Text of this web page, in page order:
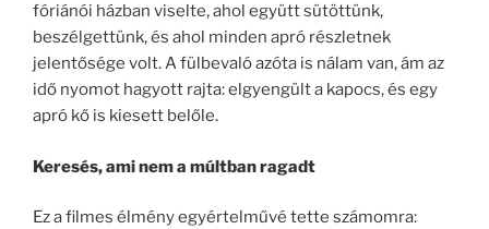
fóriánói házban viselte, ahol együtt sütöttünk,
beszélgettünk, és ahol minden apró részletnek
jelentősége volt. A fülbevaló azóta is nálam van, ám az
idő nyomot hagyott rajta: elgyengült a kapocs, és egy
apró kő is kiesett belőle.
Keresés, ami nem a múltban ragadt
Ez a filmes élmény egyértelművé tette számomra: